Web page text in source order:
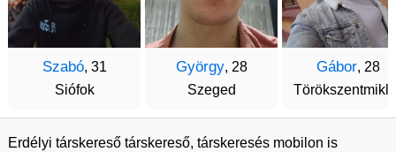
Szabó, 31
Siófok
György, 28
Szeged
Gábor, 28
Erdélyi társkereső társkereső, társkeresés mobilon is